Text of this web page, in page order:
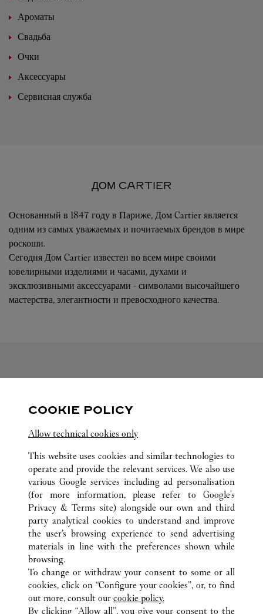
Ароматы
Свадьба
Очки
Аксессуары
Сервисная служба
ДОМ CARTIER
Основанный в 1847 году в Париже, Дом Cartier является
одним из самых уважаемых и почитаемых брендов в мире
роскоши.
Сегодня Дом Cartier известен во всем мире своими
ювелирными изделиями и часами, духами и
эксклюзивными аксессуарами - символами высочайшего
мастерства, элегантности и превосходного качества.
НОВОСТИ CARTIER:
Visit us on Facebook
Link Opens in New Tab
Visit us on Instagram
Link Opens in New Tab
Visit us on Pinterest
Link Opens in New Tab
Visit us on Tumblr
Link Opens in New Tab
ВСЕ ТОЧКИ ПРОДАЖ CARTIER
СОЕДИНЕННЫЕ ШТАТЫ
TX
HOUSTON 4444 WESTHEIMER ROAD
CUSTOMER CARE
CONTACT US
COOKIE POLICY
Allow technical cookies only
This website uses cookies and similar technologies to
operate and provide the relevant services. We also use
various Google services including ad personalisation
(for more information, please refer to Google's
Privacy & Terms site) alongside our own and third
party analytical cookies to understand and improve
the user’s browsing experience to send advertising
materials in line with the preferences shown while
browsing.
To change or withdraw your consent to some or all
cookies, click on “Configure your cookies”, or, to find
out more, consult our cookie policy.
By clicking “Allow all”, you give your consent to the